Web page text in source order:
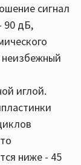
сигнал
90 дБ,
иглой.
ниже - 45